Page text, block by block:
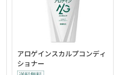
アロゲインスカルプコンディ
ショナー